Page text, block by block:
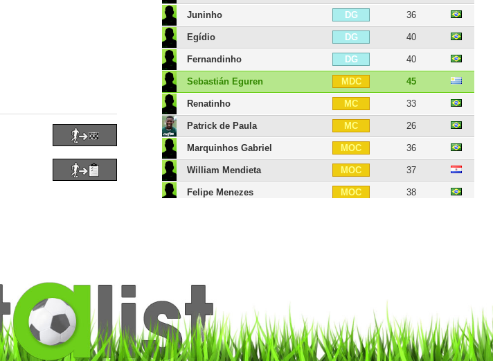
Juninho DG 36
Egídio DG 40
Fernandinho DG 40
Sebastián Eguren MDC 45
Renatinho MC 33
Patrick de Paula MC 26
Marquinhos Gabriel MOC 36
William Mendieta MOC 37
Felipe Menezes MOC 38
Leandro
Lucas Barrios BU 41
Caio BU 33